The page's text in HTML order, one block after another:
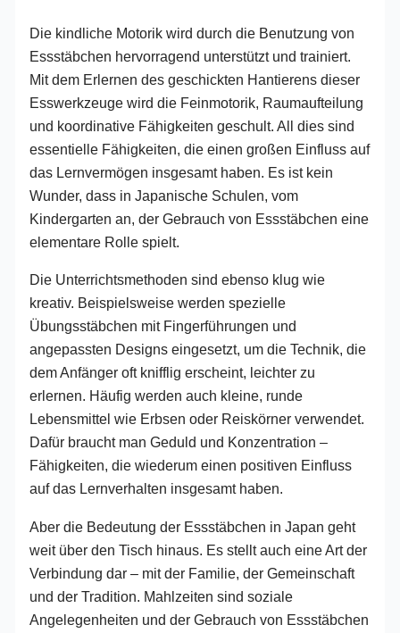
Die kindliche Motorik wird durch die Benutzung von
Essstäbchen hervorragend unterstützt und trainiert.
Mit dem Erlernen des geschickten Hantierens dieser
Esswerkzeuge wird die Feinmotorik, Raumaufteilung
und koordinative Fähigkeiten geschult. All dies sind
essentielle Fähigkeiten, die einen großen Einfluss auf
das Lernvermögen insgesamt haben. Es ist kein
Wunder, dass in Japanische Schulen, vom
Kindergarten an, der Gebrauch von Essstäbchen eine
elementare Rolle spielt.
Die Unterrichtsmethoden sind ebenso klug wie
kreativ. Beispielsweise werden spezielle
Übungsstäbchen mit Fingerführungen und
angepassten Designs eingesetzt, um die Technik, die
dem Anfänger oft knifflig erscheint, leichter zu
erlernen. Häufig werden auch kleine, runde
Lebensmittel wie Erbsen oder Reiskörner verwendet.
Dafür braucht man Geduld und Konzentration –
Fähigkeiten, die wiederum einen positiven Einfluss
auf das Lernverhalten insgesamt haben.
Aber die Bedeutung der Essstäbchen in Japan geht
weit über den Tisch hinaus. Es stellt auch eine Art der
Verbindung dar – mit der Familie, der Gemeinschaft
und der Tradition. Mahlzeiten sind soziale
Angelegenheiten und der Gebrauch von Essstäbchen